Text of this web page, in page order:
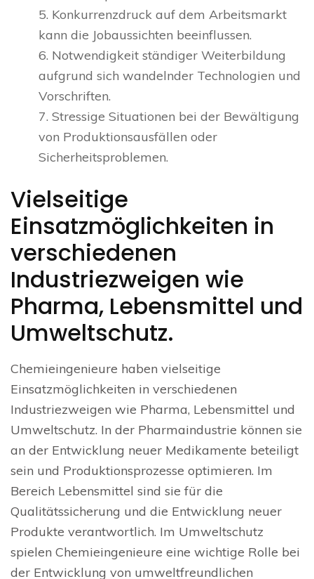
5. Konkurrenzdruck auf dem Arbeitsmarkt
kann die Jobaussichten beeinflussen.
6. Notwendigkeit ständiger Weiterbildung
aufgrund sich wandelnder Technologien und
Vorschriften.
7. Stressige Situationen bei der Bewältigung
von Produktionsausfällen oder
Sicherheitsproblemen.
Vielseitige
Einsatzmöglichkeiten in
verschiedenen
Industriezweigen wie
Pharma, Lebensmittel und
Umweltschutz.
Chemieingenieure haben vielseitige
Einsatzmöglichkeiten in verschiedenen
Industriezweigen wie Pharma, Lebensmittel und
Umweltschutz. In der Pharmaindustrie können sie
an der Entwicklung neuer Medikamente beteiligt
sein und Produktionsprozesse optimieren. Im
Bereich Lebensmittel sind sie für die
Qualitätssicherung und die Entwicklung neuer
Produkte verantwortlich. Im Umweltschutz
spielen Chemieingenieure eine wichtige Rolle bei
der Entwicklung von umweltfreundlichen